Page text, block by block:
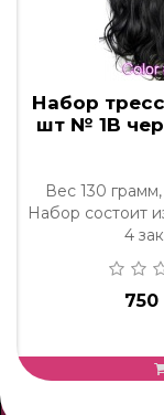
Набор
шт № 1B
Вес 130
Набор состоит
4
750